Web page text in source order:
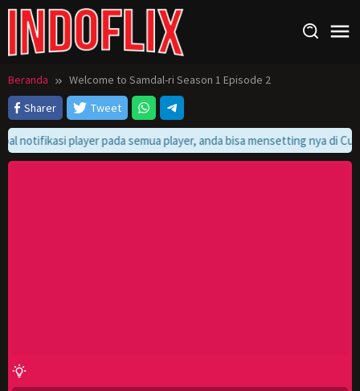
Loncat
konten
Beranda
Welcome to Samdal-ri Season 1 Episode 2
Sharer
Tweet
notifikasi player pada semua player, anda bisa mensetting nya di